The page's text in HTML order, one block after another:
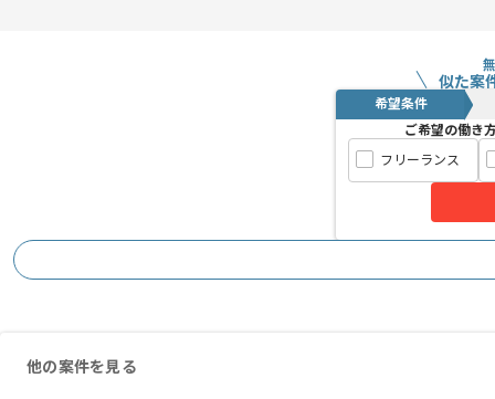
似た案
希望条件
ご希望の働き
フリーランス
他の案件を見る